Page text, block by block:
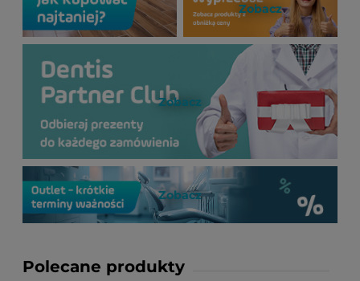
Zobacz
Zobacz
Zobacz
Polecane produkty